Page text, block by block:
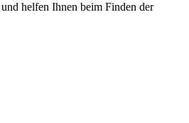
helfen Ihnen beim Finden der